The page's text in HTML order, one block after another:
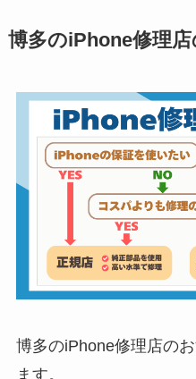
博多のiPhone修理
博多のiPhone修理店の
ます。